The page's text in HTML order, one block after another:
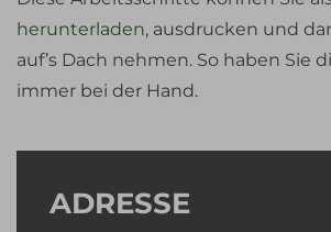
herunterladen, ausdrucken und
auf’s Dach nehmen. So haben Sie
immer bei der Hand.
ADRESSE